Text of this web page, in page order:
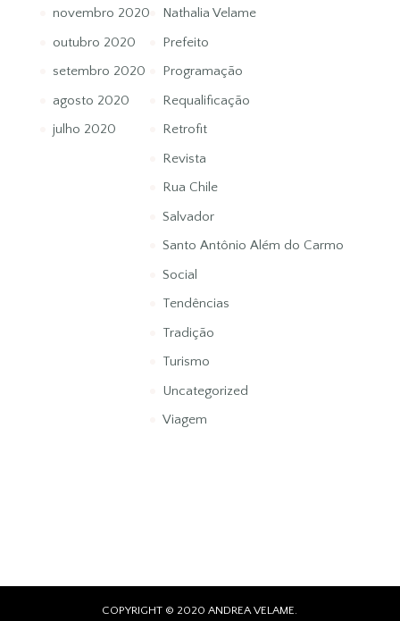
novembro 2020
outubro 2020
setembro 2020
agosto 2020
julho 2020
Nathalia Velame
Prefeito
Programação
Requalificação
Retrofit
Revista
Rua Chile
Salvador
Santo Antônio Além do Carmo
Social
Tendências
Tradição
Turismo
Uncategorized
Viagem
COPYRIGHT © 2020 ANDREA VELAME.